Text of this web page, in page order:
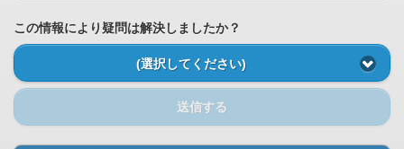
この情報により疑問は解決しましたか？
(選択してください)
送信する